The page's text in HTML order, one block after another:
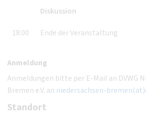
Diskussion
18:00 Ende der Veranstaltung
Anmeldung
Anmeldungen bitte per E-Mail an DVWG
Bremen e.V. an niedersachsen-
Standort